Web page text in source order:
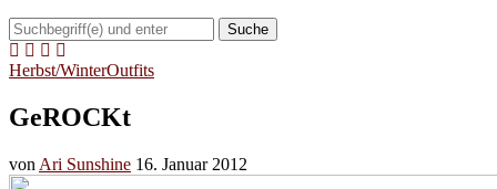
Suche
Herbst/WinterOutfits
GeROCKt
von Ari Sunshine 16. Januar 2012